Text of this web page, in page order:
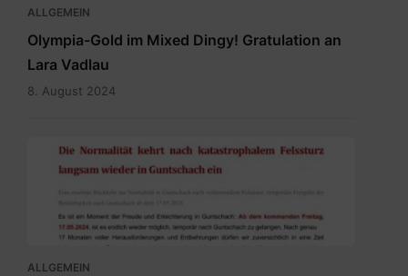
ALLGEMEIN
Olympia-Gold im Mixed Dingy! Gratulation an
Lara Vadlau
8. August 2024
20240515
Newsletter
Befahrbarkeit
15.5.2024.pdf
ALLGEMEIN